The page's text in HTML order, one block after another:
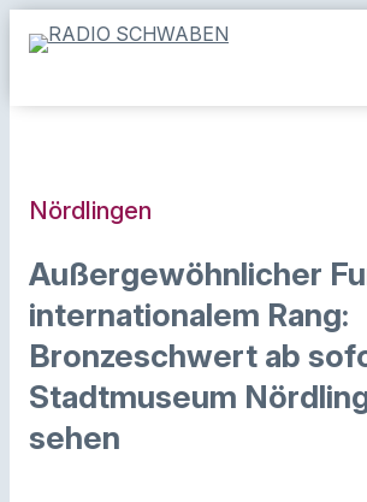
Nördlingen
Außergewöhnlicher
internationalem Rang:
Bronzeschwert ab
Stadtmuseum
sehen